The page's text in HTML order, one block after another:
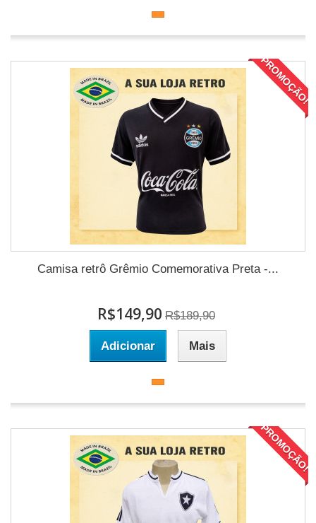
PROMOÇÃO!
Camisa retrô Grêmio Comemorativa Preta -...
R$149,90 R$189,90
Adicionar Mais
PROMOÇÃO!